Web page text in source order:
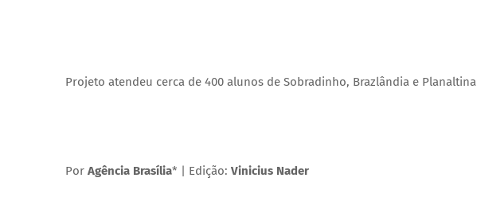
Projeto atendeu cerca de 400 alunos de Sobradinho, Brazlândia e Planaltina
Por Agência Brasília* | Edição: Vinicius Nader